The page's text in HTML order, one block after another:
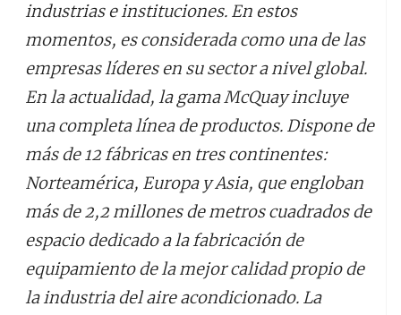
industrias e instituciones. En estos
momentos, es considerada como una de las
empresas líderes en su sector a nivel global.
En la actualidad, la gama McQuay incluye
una completa línea de productos. Dispone de
más de 12 fábricas en tres continentes:
Norteamérica, Europa y Asia, que engloban
más de 2,2 millones de metros cuadrados de
espacio dedicado a la fabricación de
equipamiento de la mejor calidad propio de
la industria del aire acondicionado. La